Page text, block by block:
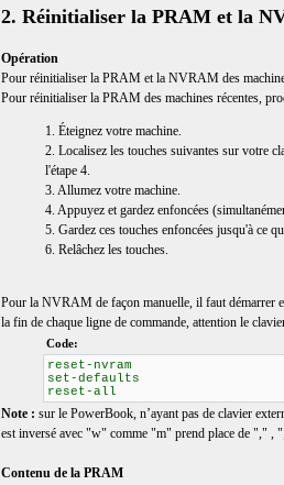
2. Réinitialiser la PRAM et la
Opération
Pour réinitialiser la PRAM et la NVRAM des
Pour réinitialiser la PRAM des machines récentes,
1. Éteignez votre machine.
2. Localisez les touches suivantes sur votre
l'étape 4.
3. Allumez votre machine.
4. Appuyez et gardez enfoncées
5. Gardez ces touches enfoncées jusqu'à ce
6. Relâchez les touches.
Pour la NVRAM de façon manuelle, il faut démarrer
la fin de chaque ligne de commande, attention le
Code:
reset-nvram
set-defaults
reset-all
Note : sur le PowerBook, n’ayant pas de clavier
est inversé avec "w" comme "m" prend place de ","
Contenu de la PRAM